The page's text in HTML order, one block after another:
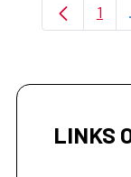
1
LINKS